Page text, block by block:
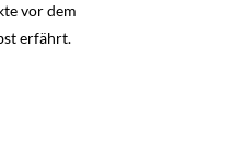
vor dem
erfährt.